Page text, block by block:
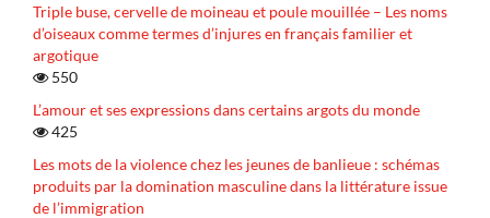
Triple buse, cervelle de moineau et poule mouillée – Les noms
d’oiseaux comme termes d’injures en français familier et
argotique
550
L’amour et ses expressions dans certains argots du monde
425
Les mots de la violence chez les jeunes de banlieue : schémas
produits par la domination masculine dans la littérature issue
de l’immigration